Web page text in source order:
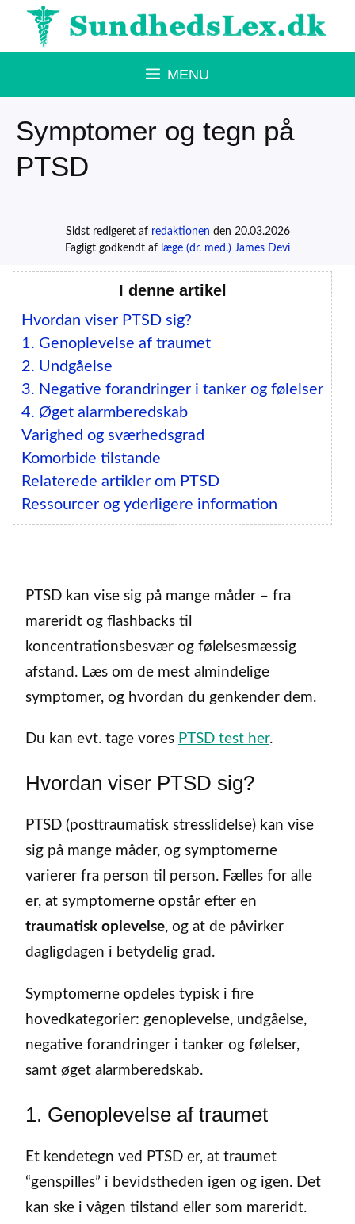
Hop
MENU
Symptomer og tegn på
PTSD
Sidst redigeret af redaktionen den 20.03.2026
Fagligt godkendt af læge (dr. med.) James Devi
I denne artikel
Hvordan viser PTSD sig?
1. Genoplevelse af traumet
2. Undgåelse
3. Negative forandringer i tanker og følelser
4. Øget alarmberedskab
Varighed og sværhedsgrad
Komorbide tilstande
Relaterede artikler om PTSD
Ressourcer og yderligere information
PTSD kan vise sig på mange måder – fra
mareridt og flashbacks til
koncentrationsbesvær og følelsesmæssig
afstand. Læs om de mest almindelige
symptomer, og hvordan du genkender dem.
Du kan evt. tage vores PTSD test her.
Hvordan viser PTSD sig?
PTSD (posttraumatisk stresslidelse) kan vise
sig på mange måder, og symptomerne
varierer fra person til person. Fælles for alle
er, at symptomerne opstår efter en
traumatisk oplevelse, og at de påvirker
dagligdagen i betydelig grad.
Symptomerne opdeles typisk i fire
hovedkategorier: genoplevelse, undgåelse,
negative forandringer i tanker og følelser,
samt øget alarmberedskab.
1. Genoplevelse af traumet
Et kendetegn ved PTSD er, at traumet
“genspilles” i bevidstheden igen og igen. Det
kan ske i vågen tilstand eller som mareridt.